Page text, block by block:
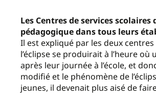
Les Centres de services
pédagogique dans tous leurs
Il est expliqué par les deux
l’éclipse se produirait à l’heure
après leur journée à l’école, et
modifié et le phénomène de
jeunes, il devenait plus aisé de